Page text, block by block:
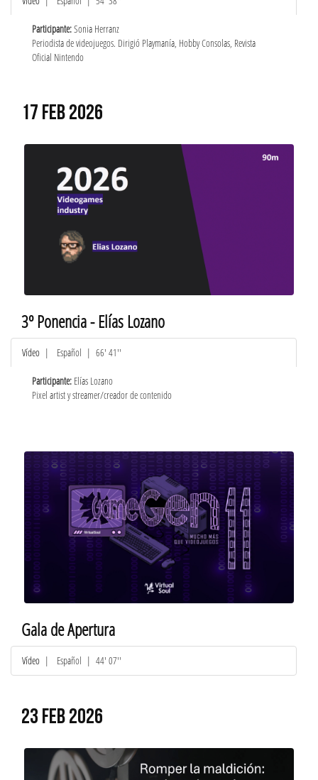
Participante:Sonia Herranz
Periodista de videojuegos. Dirigió Playmanía, Hobby Consolas, Revista
Oficial Nintendo
17 FEB 2026
3º Ponencia - Elías Lozano
Vídeo | Español | 66' 41''
Participante: Elías Lozano
Pixel artist y streamer/creador de contenido
Gala de Apertura
Vídeo | Español | 44' 07''
23 FEB 2026